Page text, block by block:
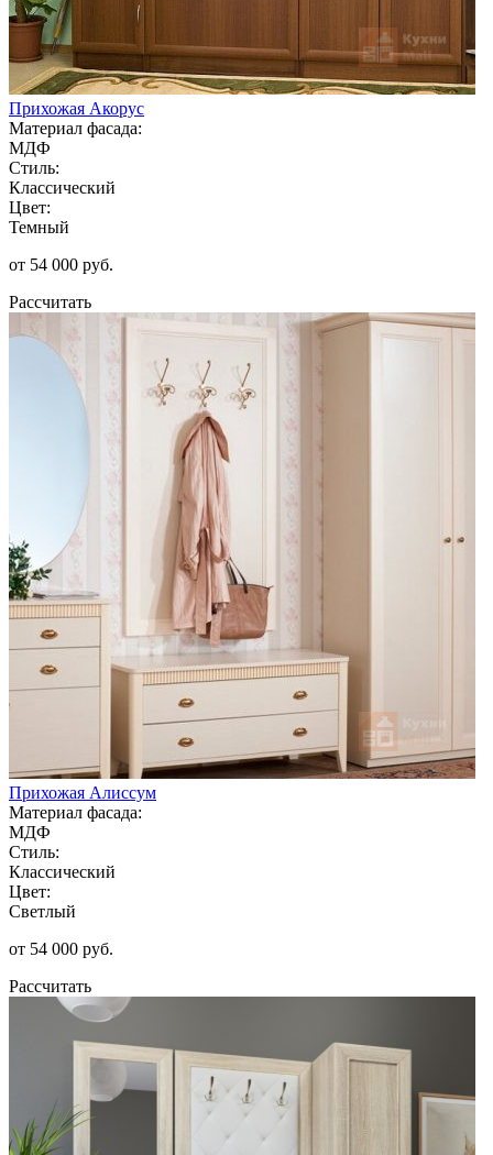
Прихожая Акорус
Материал фасада:
МДФ
Стиль:
Классический
Цвет:
Темный
от 54 000 руб.
Рассчитать
Прихожая Алиссум
Материал фасада:
МДФ
Стиль:
Классический
Цвет:
Светлый
от 54 000 руб.
Рассчитать